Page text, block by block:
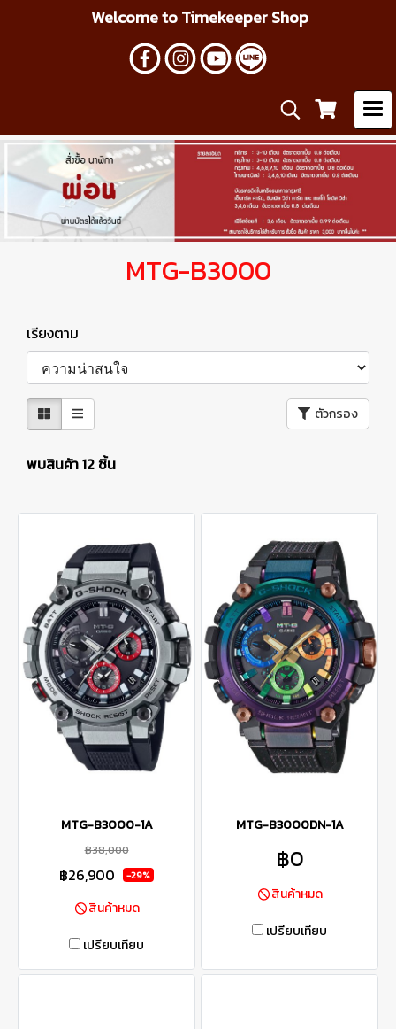
Welcome to Timekeeper Shop
MTG-B3000
เรียงตาม
ตัวกรอง
พบสินค้า 12 ชิ้น
MTG-B3000-1A
฿38,000
฿26,900 -29%
สินค้าหมด
เปรียบเทียบ
MTG-B3000DN-1A
฿0
สินค้าหมด
เปรียบเทียบ